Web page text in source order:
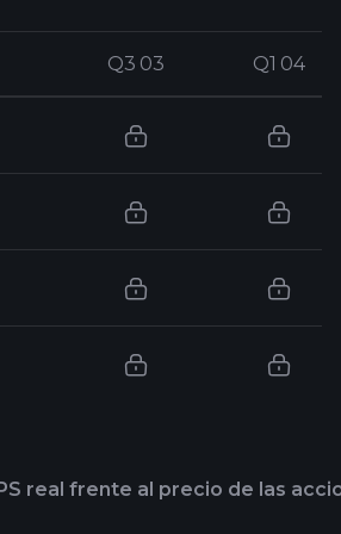
Q3 03 Q1 04
Q3 03 Q1 04
real frente al precio de las